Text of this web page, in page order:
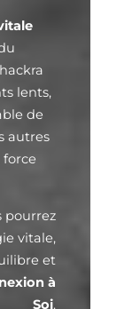
lents,
de
autres
pourrez
vitale,
et
à
Soi.